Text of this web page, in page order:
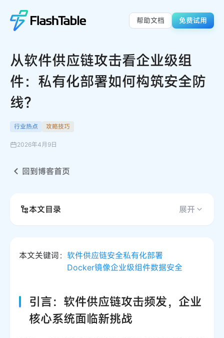
帮助文档 免费试用
从软件供应链攻击看企业级组
件：私有化部署如何构筑安全防
线？
行业热点 攻略技巧
2026年4月9日
回到博客首页
本文目录 展开
本文关键词： 软件供应链安全私有化部署
Docker镜像企业级组件数据安全
引言：软件供应链攻击频发，企业
核心系统面临新挑战